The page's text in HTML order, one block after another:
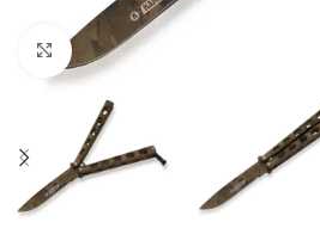
Spustelėkite, kad padidintumėte